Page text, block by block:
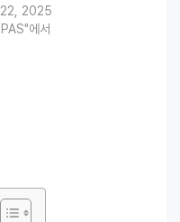
2025
에서